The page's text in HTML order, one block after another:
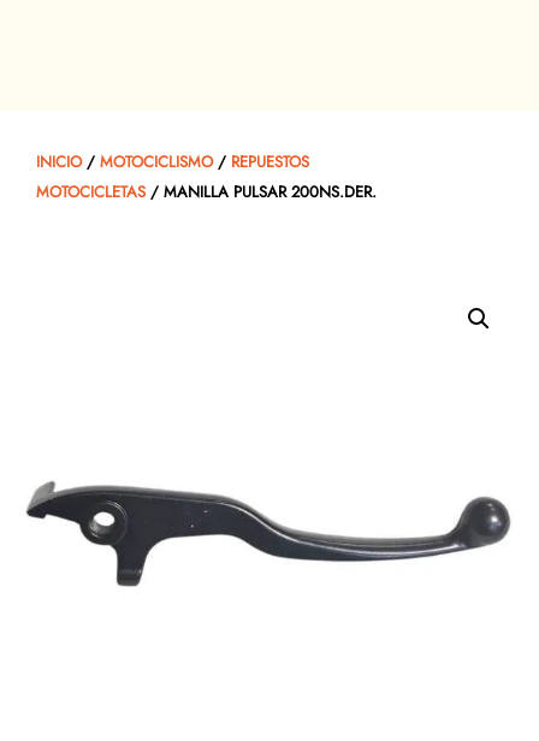
INICIO/ MOTOCICLISMO/ REPUESTOS
MOTOCICLETAS / MANILLA PULSAR 200NS.DER.